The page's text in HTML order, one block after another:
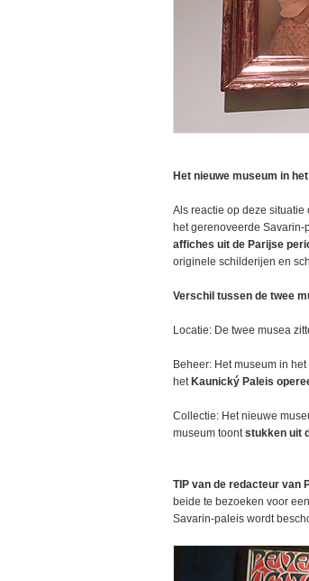
Het nieuwe museum in
Als reactie op deze
het gerenoveerde
affiches uit de Parijse
originele schilderijen en
Verschil tussen de twee
Locatie: De twee musea
Beheer: Het museum in
het Kaunický Paleis
Collectie: Het nieuwe
museum toontstukken uit
TIP van de redacteur van
beide te bezoeken voor
Savarin-paleis wordt